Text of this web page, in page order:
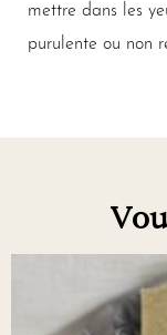
mettre dans les
purulente ou non